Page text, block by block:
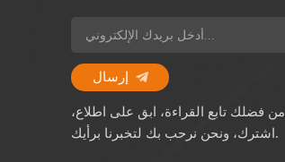
إرسال
من فضلك تابع القراءة، ابق على اطلاع،
اشترك، ونحن نرحب بك لتخبرنا برأيك.